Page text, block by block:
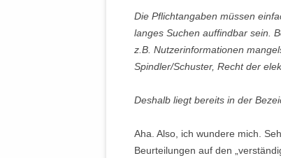
Die Pflichtangaben müssen
langes Suchen auffindbar sein.
z.B. Nutzerinformationen
Spindler/Schuster, Recht der
Deshalb liegt bereits in der
Aha. Also, ich wundere mich.
Beurteilungen auf den